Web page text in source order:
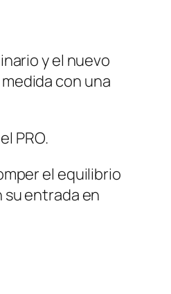
y el nuevo
con una
PRO.
el equilibrio
su entrada en